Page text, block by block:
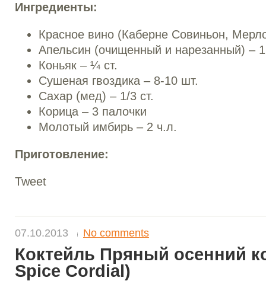
Ингредиенты:
Красное вино (Каберне Совиньон,
Апельсин (очищенный и нарезанный) –
Коньяк – ¼ ст.
Сушеная гвоздика – 8-10 шт.
Сахар (мед) – 1/3 ст.
Корица – 3 палочки
Молотый имбирь – 2 ч.л.
Приготовление:
Tweet
07.10.2013 No comments
Коктейль Пряный осенний
Spice Cordial)